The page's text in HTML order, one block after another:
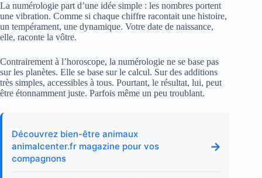
La numérologie part d’une idée simple : les nombres portent
une vibration. Comme si chaque chiffre racontait une histoire,
un tempérament, une dynamique. Votre date de naissance,
elle, raconte la vôtre.
Contrairement à l’horoscope, la numérologie ne se base pas
sur les planètes. Elle se base sur le calcul. Sur des additions
très simples, accessibles à tous. Pourtant, le résultat, lui, peut
être étonnamment juste. Parfois même un peu troublant.
Découvrez bien-être animaux
animalcenter.fr magazine pour vos
compagnons
→